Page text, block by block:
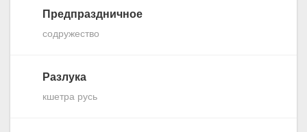
Предпраздничное
содружество
Разлука
кшетра русь